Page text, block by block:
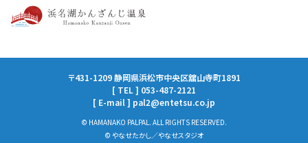
〒431-1209 静岡県浜松市中央区舘山寺町1891
[ TEL ] 053-487-2121
[ E-mail ] pal2@entetsu.co.jp
© HAMANAKO PALPAL. ALL RIGHTS RESERVED.
© やなせたかし／やなせスタジオ